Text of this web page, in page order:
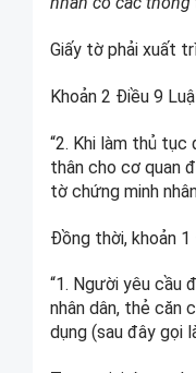
Giấy tờ phải xuất
Khoản 2 Điều 9
“2. Khi làm thủ
thân cho cơ quan
tờ chứng minh
Đồng thời, khoản
“1. Người yêu cầu
nhân dân, thẻ căn
dụng (sau đây gọi